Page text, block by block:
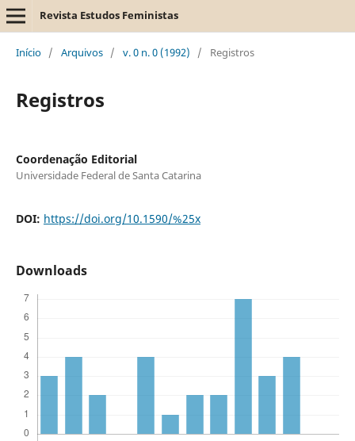
Revista Estudos Feministas
Início / Arquivos / v. 0 n. 0 (1992) / Registros
Registros
Coordenação Editorial
Universidade Federal de Santa Catarina
DOI: https://doi.org/10.1590/%25x
Downloads